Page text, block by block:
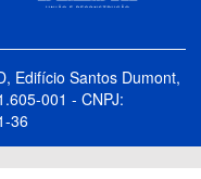
Edifício Santos Dumont,
001 - CNPJ:
36